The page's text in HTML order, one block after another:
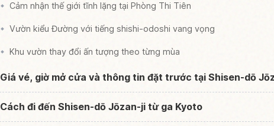
Cảm nhận thế giới tĩnh lặng tại Phòng Thi Tiên
Vườn kiểu Đường với tiếng shishi-odoshi vang vọng
Khu vườn thay đổi ấn tượng theo từng mùa
Giá vé, giờ mở cửa và thông tin đặt trước tại Shisen-dō
Cách đi đến Shisen-dō Jōzan-ji từ ga Kyoto